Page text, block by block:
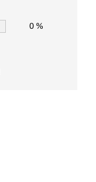
0 %